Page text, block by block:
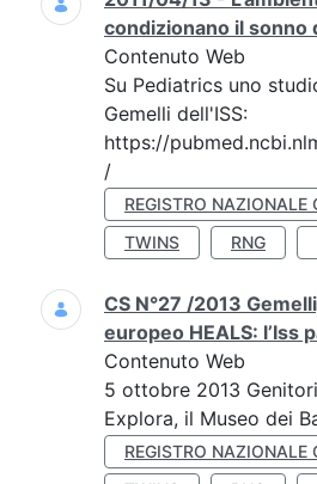
condizionano il sonno
Contenuto Web
Su Pediatrics uno
Gemelli dell'ISS:
https://
/
REGISTRO NAZIONALE
TWINS
RNG
CS N°27 /2013
europeo HEALS: l’Iss
Contenuto Web
5 ottobre 2013
Explora, il Museo dei
REGISTRO NAZIONALE